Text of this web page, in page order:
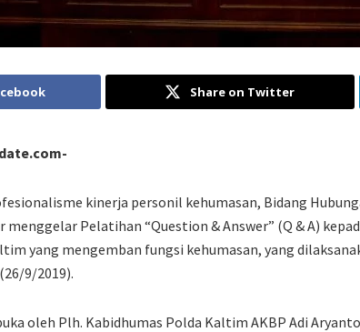
Share on Twitter
kinerja personil kehumasan, Bidang
Pelatihan “Question & Answer” (Q & A)
yang mengemban fungsi kehumasan, yang
9/2019).
oleh Plh. Kabidhumas Polda Kaltim AKBP Adi